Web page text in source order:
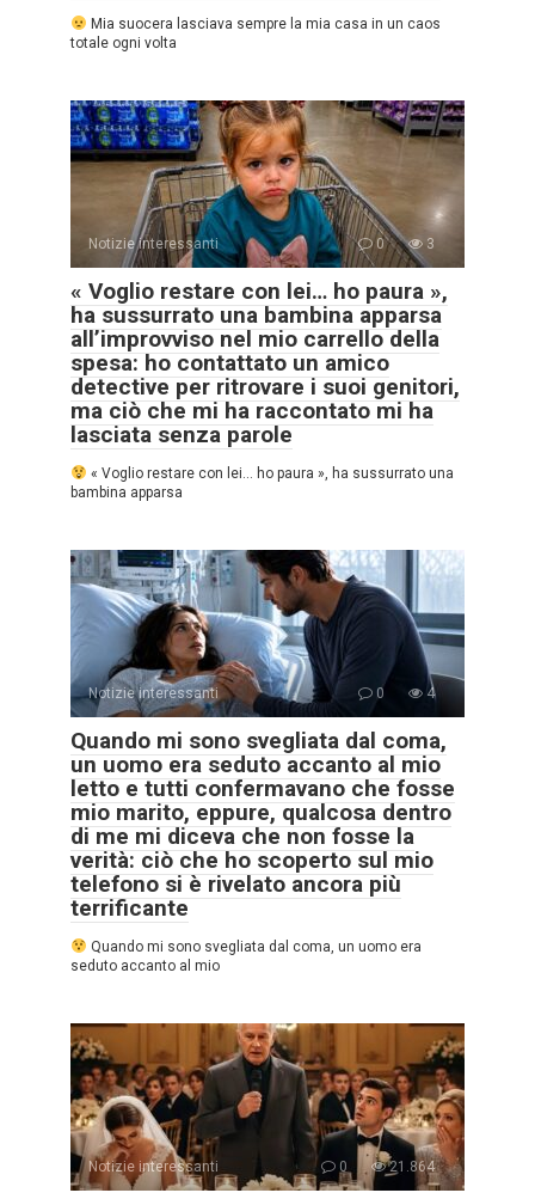
Mia suocera lasciava sempre la mia casa in un caos
totale ogni volta
Notizie interessanti 0 3
« Voglio restare con lei… ho paura »,
ha sussurrato una bambina apparsa
all’improvviso nel mio carrello della
spesa: ho contattato un amico
detective per ritrovare i suoi genitori,
ma ciò che mi ha raccontato mi ha
lasciata senza parole
« Voglio restare con lei… ho paura », ha sussurrato una
bambina apparsa
Notizie interessanti 0 4
Quando mi sono svegliata dal coma,
un uomo era seduto accanto al mio
letto e tutti confermavano che fosse
mio marito, eppure, qualcosa dentro
di me mi diceva che non fosse la
verità: ciò che ho scoperto sul mio
telefono si è rivelato ancora più
terrificante
Quando mi sono svegliata dal coma, un uomo era
seduto accanto al mio
Notizie interessanti 0 21.864